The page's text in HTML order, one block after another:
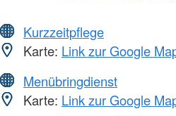
Kurzzeitpflege
Karte: Link zur Google
Menübringdienst
Karte: Link zur Google